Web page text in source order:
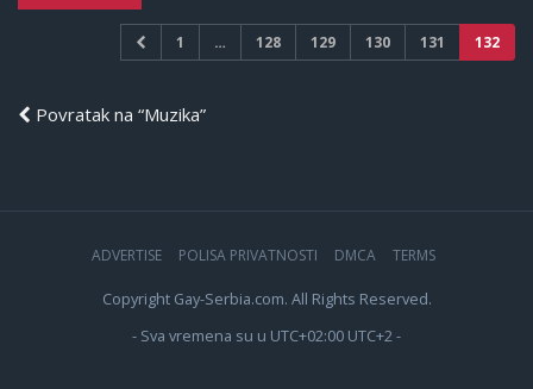
1 … 128 129 130 131 132
Povratak na “Muzika”
ADVERTISE POLISA PRIVATNOSTI DMCA TERMS
Copyright Gay-Serbia.com. All Rights Reserved.
- Sva vremena su u UTC+02:00 UTC+2 -